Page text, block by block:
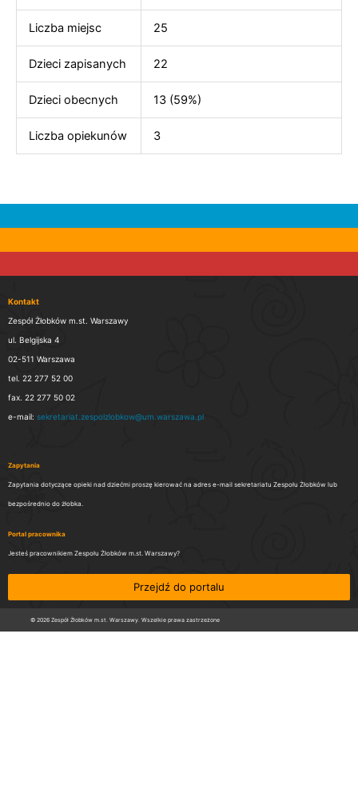
Liczba miejsc 25
Dzieci zapisanych 22
Dzieci obecnych 13 (59%)
Liczba opiekunów 3
Kontakt
Zespół Żłobków m.st. Warszawy
ul. Belgijska 4
02-511 Warszawa
tel. 22 277 52 00
fax. 22 277 50 02
e-mail: sekretariat.zespolzlobkow@um.warszawa.pl
Zapytania
Zapytania dotyczące opieki nad dziećmi proszę kierować na adres e-mail sekretariatu Zespołu Żłobków lub
bezpośrednio do żłobka.
Portal pracownika
Jesteś pracownikiem Zespołu Żłobków m.st. Warszawy?
Przejdź do portalu
© 2026 Zespół Żłobków m.st. Warszawy. Wszelkie prawa zastrzeżone